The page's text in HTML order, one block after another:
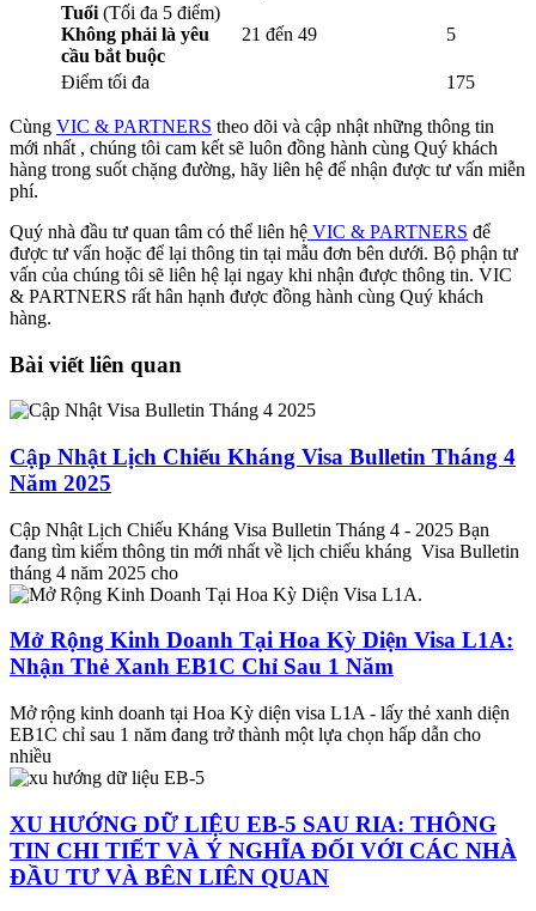
Tuổi (Tối đa 5 điểm)
Không phải là yêu
cầu bắt buộc
21 đến 49 5
Điểm tối đa 175
Cùng VIC & PARTNERS theo dõi và cập nhật những thông tin
mới nhất , chúng tôi cam kết sẽ luôn đồng hành cùng Quý khách
hàng trong suốt chặng đường, hãy liên hệ để nhận được tư vấn miễn
phí.
Quý nhà đầu tư quan tâm có thể liên hệ VIC & PARTNERS để
được tư vấn hoặc để lại thông tin tại mẫu đơn bên dưới. Bộ phận tư
vấn của chúng tôi sẽ liên hệ lại ngay khi nhận được thông tin. VIC
& PARTNERS rất hân hạnh được đồng hành cùng Quý khách
hàng.
Bài viết liên quan
Cập Nhật Lịch Chiếu Kháng Visa Bulletin Tháng 4
Năm 2025
Cập Nhật Lịch Chiếu Kháng Visa Bulletin Tháng 4 - 2025 Bạn
đang tìm kiếm thông tin mới nhất về lịch chiếu kháng Visa Bulletin
tháng 4 năm 2025 cho
Mở Rộng Kinh Doanh Tại Hoa Kỳ Diện Visa L1A:
Nhận Thẻ Xanh EB1C Chỉ Sau 1 Năm
Mở rộng kinh doanh tại Hoa Kỳ diện visa L1A - lấy thẻ xanh diện
EB1C chỉ sau 1 năm đang trở thành một lựa chọn hấp dẫn cho
nhiều
XU HƯỚNG DỮ LIỆU EB-5 SAU RIA: THÔNG
TIN CHI TIẾT VÀ Ý NGHĨA ĐỐI VỚI CÁC NHÀ
ĐẦU TƯ VÀ BÊN LIÊN QUAN